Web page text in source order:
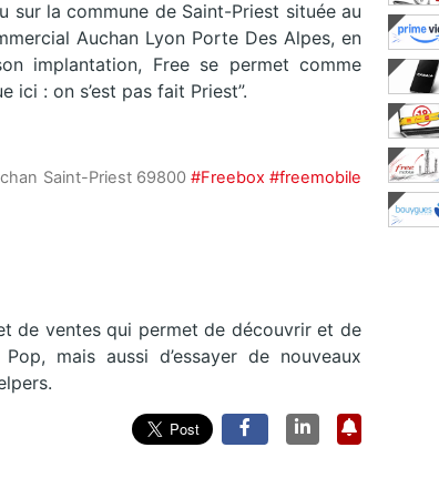
sur la commune de Saint-Priest située au
Auchan Lyon Porte Des Alpes, en
implantation, Free se permet comme
ici : on s’est pas fait Priest”.
Saint-Priest 69800 #Freebox #freemobile
de ventes qui permet de découvrir et de
mais aussi d’essayer de nouveaux